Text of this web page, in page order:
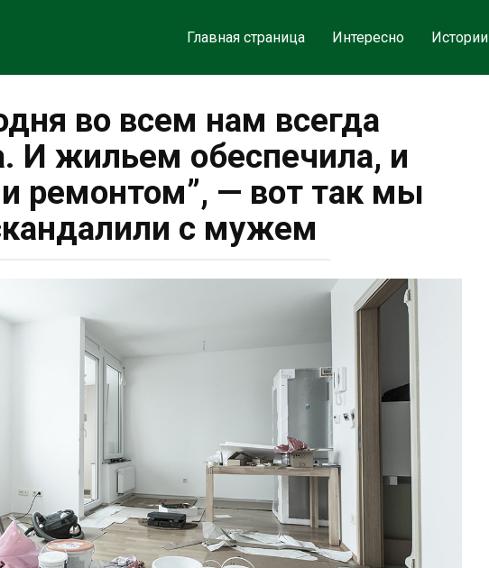
Главная страница Интересно Истории
во всем нам всегда
И жильем обеспечила, и
и ремонтом”, — вот так мы
с мужем